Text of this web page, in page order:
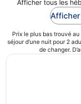
Afficher tous les
Prix le plus bas trouvé
séjour d’une nuit pour 2
de changer.